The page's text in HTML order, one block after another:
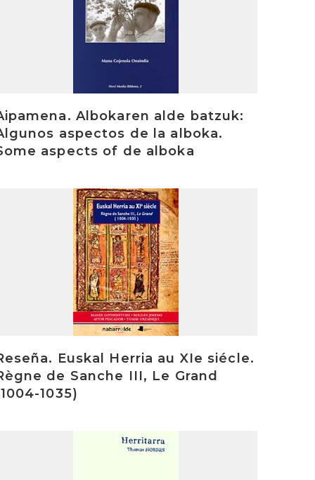
Albokaren alde batzuk:
aspectos de la alboka.
aspects of de alboka
Euskal Herria au XIe siécle.
de Sanche III, Le Grand
1035)